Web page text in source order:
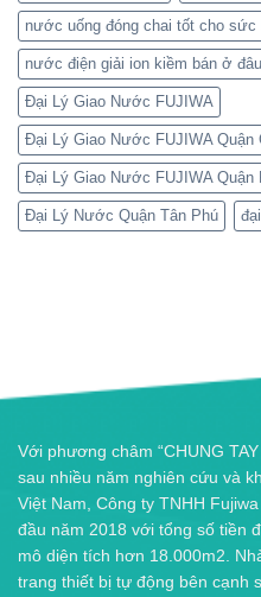
nước uống đóng chai tốt cho sức
nước điện giải ion kiềm bán ở đâu
Đại Lý Giao Nước FUJIWA
Đại Lý Giao Nước FUJIWA Quận
Đại Lý Giao Nước FUJIWA Quận
Đại Lý Nước Quận Tân Phú
Với phương châm “CHUNG
sau nhiều năm nghiên cứu và
Việt Nam, Công ty TNHH
đầu năm 2018 với tổng số tiền
mô diện tích hơn 18.000m2.
trang thiết bị tự động bên cạnh